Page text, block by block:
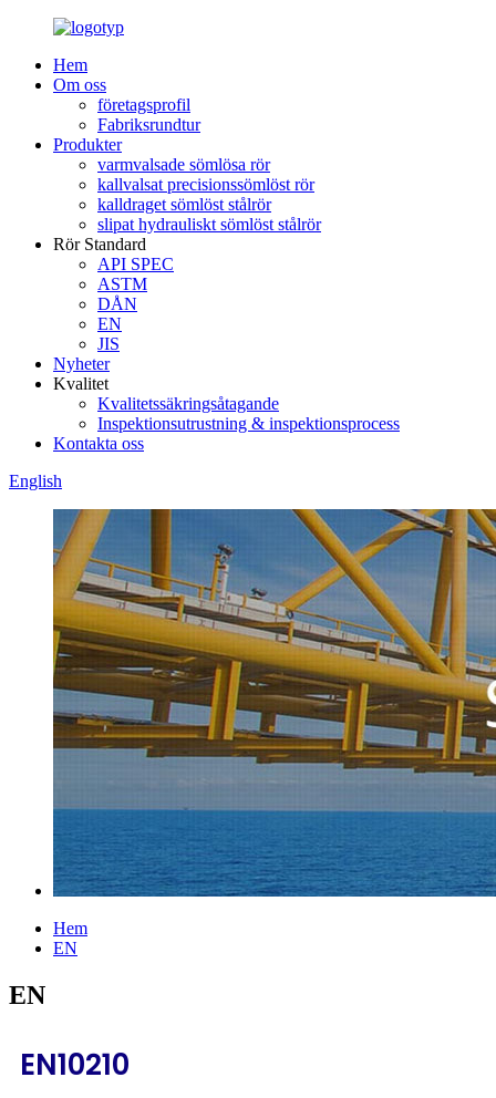
Hem
Om oss
företagsprofil
Fabriksrundtur
Produkter
varmvalsade sömlösa rör
kallvalsat precisionssömlöst rör
kalldraget sömlöst stålrör
slipat hydrauliskt sömlöst stålrör
Rör Standard
API SPEC
ASTM
DÅN
EN
JIS
Nyheter
Kvalitet
Kvalitetssäkringsåtagande
Inspektionsutrustning & inspektionsprocess
Kontakta oss
English
Hem
EN
EN
EN10210